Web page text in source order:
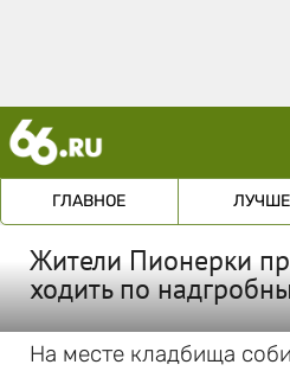
ГЛАВНОЕ
Жители Пионерки
ходить по
На месте кладбища